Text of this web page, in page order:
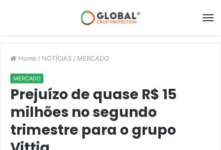
Home / NOTÍCIAS / MERCADO
MERCADO
Prejuízo de quase R$ 15
milhões no segundo
trimestre para o grupo